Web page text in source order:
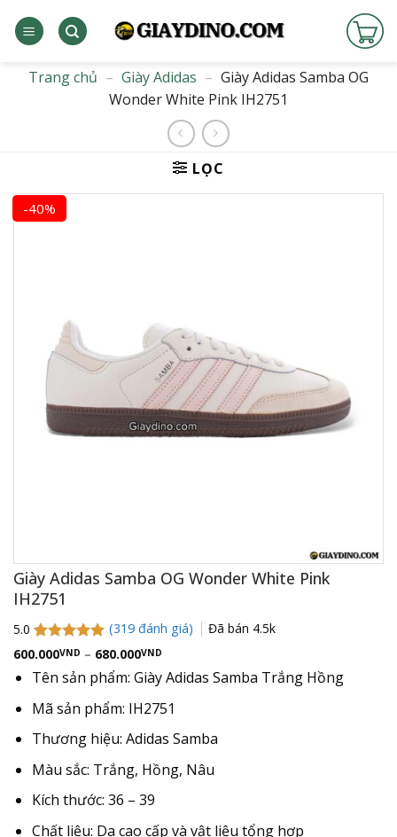
qua
dungTrang chủ – Giày Adidas – Giày Adidas Samba OG
Wonder White Pink IH2751
LỌC
-40%
Giày Adidas Samba OG Wonder White Pink
IH2751
5.0
5.0trên 5
317
đánh giá
(319đánh giá) Đã bán 4.5k
600.000VND – 680.000VND
từ
đến
680.000VND
Tên sản phẩm: Giày Adidas Samba Trắng Hồng
Mã sản phẩm: IH2751
Thương hiệu: Adidas Samba
Màu sắc: Trắng, Hồng, Nâu
Kích thước: 36 – 39
Chất liệu: Da cao cấp và vật liệu tổng hợp